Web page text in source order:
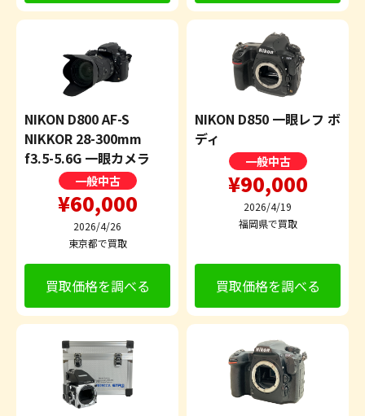
NIKON D800 AF-S
NIKKOR 28-300mm
f3.5-5.6G 一眼カメラ
一般中古
¥60,000
2026/4/26
東京都で買取
買取価格を調べる
NIKON D850 一眼レフ ボ
ディ
一般中古
¥90,000
2026/4/19
福岡県で買取
買取価格を調べる